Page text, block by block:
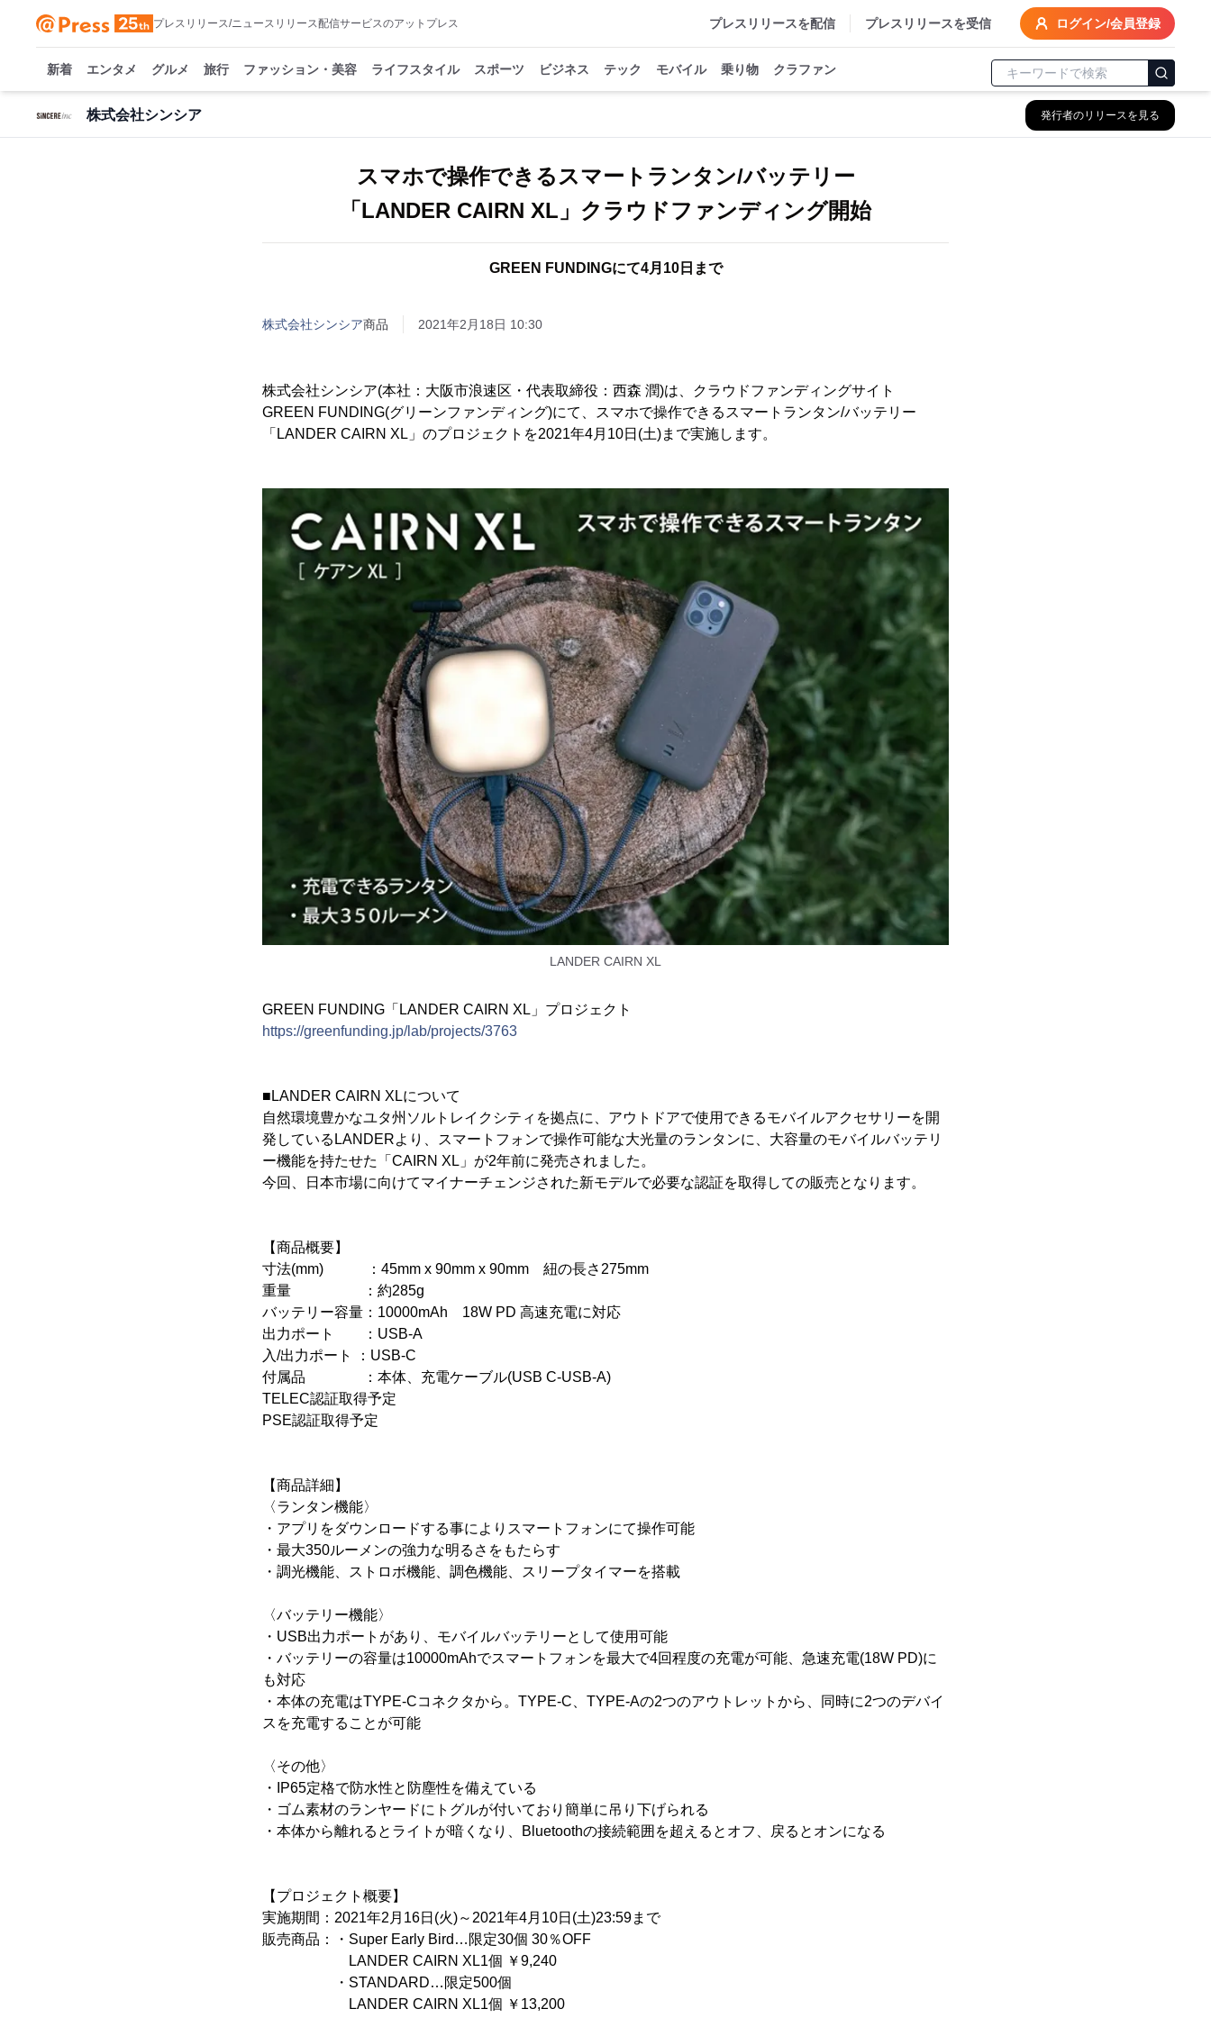
プレスリリース/ニュースリリース配信サービスのアットプレス プレスリリースを配信 プレスリリースを受信 ログイン/会員登録
新着 エンタメ グルメ 旅行 ファッション・美容 ライフスタイル スポーツ ビジネス テック モバイル 乗り物 クラファン
株式会社シンシア 発行者のリリースを見る
スマホで操作できるスマートランタン/バッテリー
「LANDER CAIRN XL」クラウドファンディング開始
GREEN FUNDINGにて4月10日まで
株式会社シンシア商品 2021年2月18日 10:30
株式会社シンシア(本社：大阪市浪速区・代表取締役：西森 潤)は、クラウドファンディングサイト
GREEN FUNDING(グリーンファンディング)にて、スマホで操作できるスマートランタン/バッテリー
「LANDER CAIRN XL」のプロジェクトを2021年4月10日(土)まで実施します。
LANDER CAIRN XL
GREEN FUNDING「LANDER CAIRN XL」プロジェクト
https://greenfunding.jp/lab/projects/3763
■LANDER CAIRN XLについて
自然環境豊かなユタ州ソルトレイクシティを拠点に、アウトドアで使用できるモバイルアクセサリーを開
発しているLANDERより、スマートフォンで操作可能な大光量のランタンに、大容量のモバイルバッテリ
ー機能を持たせた「CAIRN XL」が2年前に発売されました。
今回、日本市場に向けてマイナーチェンジされた新モデルで必要な認証を取得しての販売となります。
【商品概要】
寸法(mm) ：45mm x 90mm x 90mm 紐の長さ275mm
重量 ：約285g
バッテリー容量：10000mAh 18W PD 高速充電に対応
出力ポート ：USB-A
入/出力ポート ：USB-C
付属品 ：本体、充電ケーブル(USB C-USB-A)
TELEC認証取得予定
PSE認証取得予定
【商品詳細】
〈ランタン機能〉
・アプリをダウンロードする事によりスマートフォンにて操作可能
・最大350ルーメンの強力な明るさをもたらす
・調光機能、ストロボ機能、調色機能、スリープタイマーを搭載
〈バッテリー機能〉
・USB出力ポートがあり、モバイルバッテリーとして使用可能
・バッテリーの容量は10000mAhでスマートフォンを最大で4回程度の充電が可能、急速充電(18W PD)に
も対応
・本体の充電はTYPE-Cコネクタから。TYPE-C、TYPE-Aの2つのアウトレットから、同時に2つのデバイ
スを充電することが可能
〈その他〉
・IP65定格で防水性と防塵性を備えている
・ゴム素材のランヤードにトグルが付いており簡単に吊り下げられる
・本体から離れるとライトが暗くなり、Bluetoothの接続範囲を超えるとオフ、戻るとオンになる
【プロジェクト概要】
実施期間：2021年2月16日(火)～2021年4月10日(土)23:59まで
販売商品：・Super Early Bird…限定30個 30％OFF
LANDER CAIRN XL1個 ￥9,240
・STANDARD…限定500個
LANDER CAIRN XL1個 ￥13,200